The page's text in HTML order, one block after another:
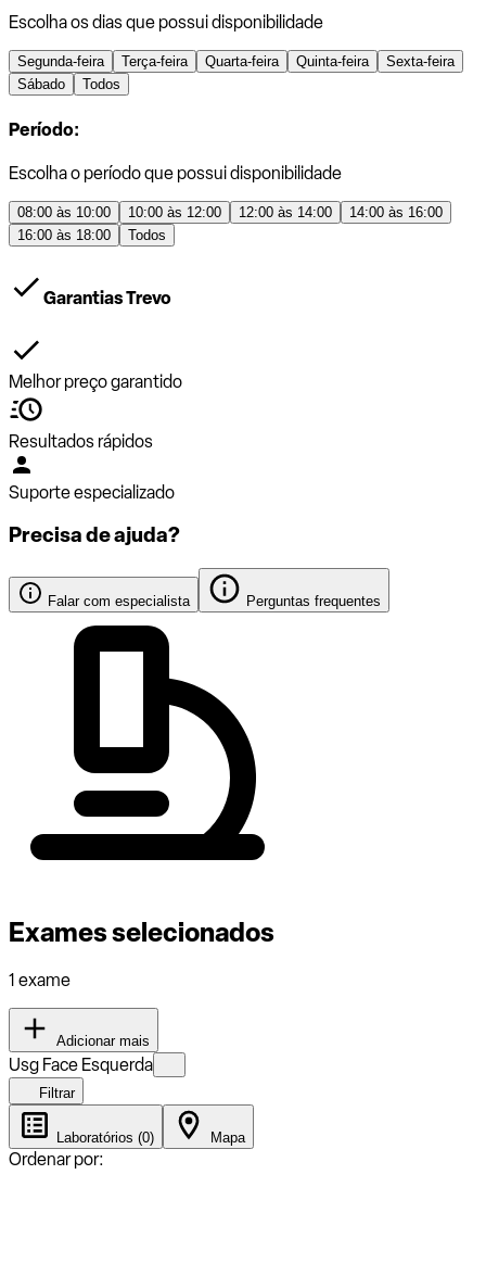
Escolha os dias que possui disponibilidade
Segunda-feira Terça-feira Quarta-feira Quinta-feira
Sexta-feira
Sábado
Todos
Período:
Escolha o período que possui disponibilidade
08:00 às 10:00 10:00 às 12:00 12:00 às 14:00
14:00 às 16:00
16:00 às 18:00
Todos
Garantias Trevo
Melhor preço garantido
Resultados rápidos
Suporte especializado
Precisa de ajuda?
Falar com especialista Perguntas frequentes
Exames selecionados
1 exame
Adicionar mais
Usg Face Esquerda
Filtrar
Laboratórios (0) Mapa
Ordenar por: